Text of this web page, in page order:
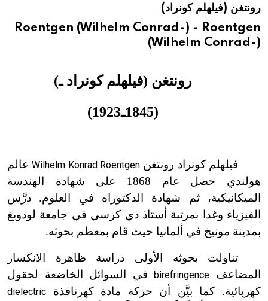
هيئة الموسوعة العربية تطلق موسوعات جديدة في عام 2026
رونتغن (فيلهلم كونراد)
Roentgen (Wilhelm Conrad-) - Roentgen
(Wilhelm Conrad-)
رونتغن (فيلهلم كونراد ـ)
(1845ـ1923)
فيلهلم كونراد رونتغن Wilhelm Konrad Roentgenعالم
هولندي حصل عام 1868 على شهادة الهندسة
الميكانيكية، ثم شهادة الدكتوراه في العلوم. درَّس
الفيزياء وغدا بمرتبة أستاذ ذي كرسي في جامعة لودويغ
بمدينة مونيخ في ألمانيا حيث قام بمعظم بحوثه.
تناولت بحوثه الأولى دراسة ظاهرة الانكسار
المضاعف birefringenceفي السوائل الخاضعة لحقول
كهربائية. كما بيَّن أن حركة مادة كهرنافذة dielectric